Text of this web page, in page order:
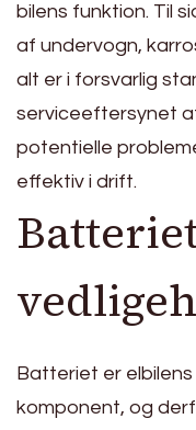
bilens funktion. Til
af undervogn,
alt er i forsvarlig
serviceeftersynet
potentielle
effektiv i drift.
Batteriet er
komponent, og